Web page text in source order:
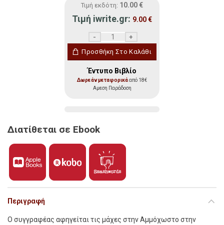
Τιμή εκδότη: 10.00 €
Τιμή iwrite.gr: 9.00€
Προσθήκη Στο Καλάθι
Έντυπο Βιβλίο
Δωρεάν μεταφορικάαπό 18€
Αμεση Παράδοση
Διατίθεται σε Ebook
Περιγραφή
Ο συγγραφέας αφηγείται τις µάχες στην Αµµόχωστο στην